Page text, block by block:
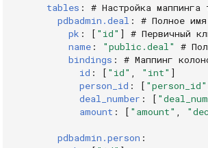
tables :
# Настройка
pdbadmin.deal :
# Полное
pk : [ "id" ]
# Первичный
name : "public.deal"
#
bindings :
# Маппинг
id : [ "id" , "int" ]
person_id : [ "person_id"
deal_number : [
amount : [ "amount" ,
pdbadmin.person :